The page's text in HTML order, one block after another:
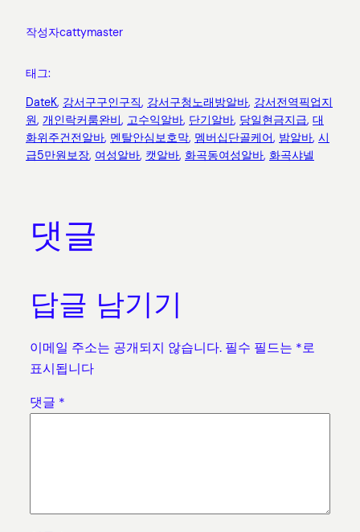
작성자cattymaster
태그:
DateK, 강서구구인구직, 강서구청노래방알바, 강서전역픽업지
원, 개인락커룸완비, 고수익알바, 단기알바, 당일현금지급, 대
화위주건전알바, 멘탈안심보호막, 멤버십단골케어, 밤알바, 시
급5만원보장, 여성알바, 캣알바, 화곡동여성알바, 화곡샤넬
댓글
답글 남기기
이메일 주소는 공개되지 않습니다. 필수 필드는 *로
표시됩니다
댓글 *